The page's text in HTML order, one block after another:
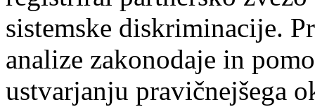
sistemske diskriminacije.
analize zakonodaje in
ustvarjanju pravičnejšega